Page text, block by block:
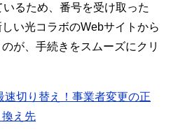
るため、番号を受け取った
い光コラボのWebサイトから
が、手続きをスムーズにクリ
速切り替え！事業者変更の正
換え先